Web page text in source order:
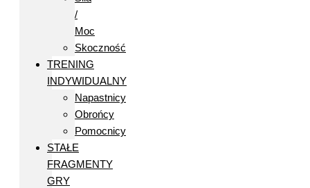
/
Moc
Skoczność
TRENING
INDYWIDUALNY
Napastnicy
Obrońcy
Pomocnicy
STAŁE
FRAGMENTY
GRY